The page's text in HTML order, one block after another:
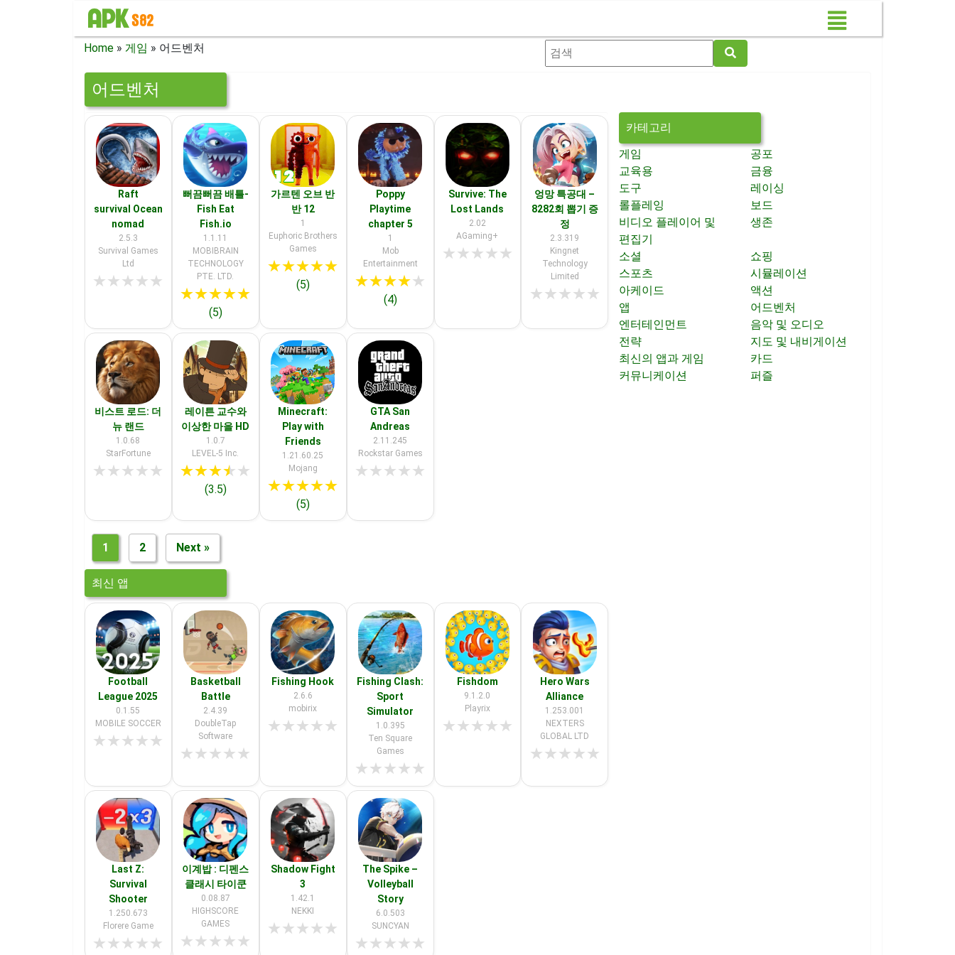
Home » 게임 » 어드벤처
어드벤처
Raft
survival Ocean
nomad
2.5.3
Survival Games
Ltd
★★★★★
뻐끔뻐끔 배틀-
Fish Eat
Fish.io
1.1.11
MOBIBRAIN
TECHNOLOGY
PTE. LTD.
★★★★★
(5)
가르텐 오브 반
반 12
1
Euphoric Brothers
Games
★★★★★
(5)
Poppy
Playtime
chapter 5
1
Mob
Entertainment
★★★★★
(4)
Survive: The
Lost Lands
2.02
AGaming+
★★★★★
엉망 특공대 –
8282회 뽑기 증
정
2.3.319
Kingnet
Technology
Limited
★★★★★
비스트 로드: 더
뉴 랜드
1.0.68
StarFortune
★★★★★
레이튼 교수와
이상한 마을 HD
1.0.7
LEVEL-5 Inc.
★★★★★
(3.5)
Minecraft:
Play with
Friends
1.21.60.25
Mojang
★★★★★
(5)
GTA San
Andreas
2.11.245
Rockstar Games
★★★★★
1 2 Next »
최신 앱
Football
League 2025
0.1.55
MOBILE SOCCER
★★★★★
Basketball
Battle
2.4.39
DoubleTap
Software
★★★★★
Fishing Hook
2.6.6
mobirix
★★★★★
Fishing Clash:
Sport
Simulator
1.0.395
Ten Square
Games
★★★★★
Fishdom
9.1.2.0
Playrix
★★★★★
Hero Wars
Alliance
1.253.001
NEXTERS
GLOBAL LTD
★★★★★
Last Z:
Survival
Shooter
1.250.673
Florere Game
★★★★★
이계밥 : 디펜스
클래시 타이쿤
0.08.87
HIGHSCORE
GAMES
★★★★★
Shadow Fight
3
1.42.1
NEKKI
★★★★★
The Spike –
Volleyball
Story
6.0.503
SUNCYAN
★★★★★
카테고리
게임
공포
교육용
금융
도구
레이싱
롤플레잉
보드
비디오 플레이어 및
편집기
생존
소셜
쇼핑
스포츠
시뮬레이션
아케이드
액션
앱
어드벤처
엔터테인먼트
음악 및 오디오
전략
지도 및 내비게이션
최신의 앱과 게임
카드
커뮤니케이션
퍼즐